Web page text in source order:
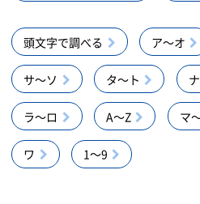
頭文字で調べる ア～オ
サ～ソ タ～ト
ラ～ロ A～Z マ
ワ 1～9